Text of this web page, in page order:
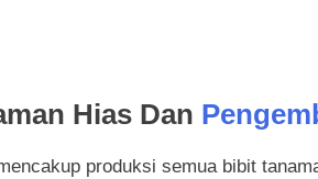
Hias Dan
produksi semua bibit